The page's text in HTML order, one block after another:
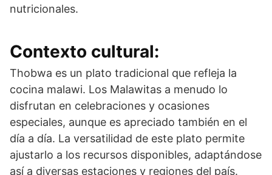
nutricionales.
Contexto cultural:
Thobwa es un plato tradicional que refleja la
cocina malawi. Los Malawitas a menudo lo
disfrutan en celebraciones y ocasiones
especiales, aunque es apreciado también en el
día a día. La versatilidad de este plato permite
ajustarlo a los recursos disponibles, adaptándose
así a diversas estaciones y regiones del país.